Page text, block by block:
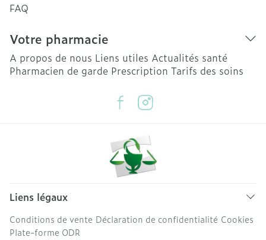
FAQ
Votre pharmacie
A propos de nous Liens utiles Actualités santé
Pharmacien de garde Prescription Tarifs des soins
Liens légaux
Conditions de vente Déclaration de confidentialité Cookies
Plate-forme ODR